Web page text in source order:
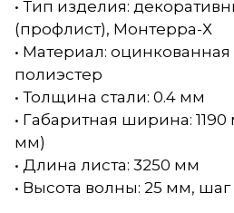
• Тип изделия:
(профлист), Монтерра-Х
• Материал:
полиэстер
• Толщина стали: 0.4 мм
• Габаритная ширина: 1190
мм)
• Длина листа: 3250 мм
• Высота волны: 25 мм,